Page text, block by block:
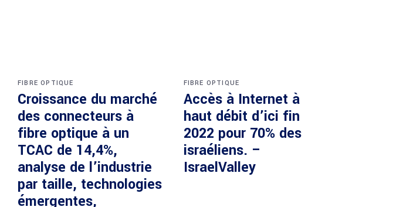
FIBRE OPTIQUE
Croissance du marché
des connecteurs à
fibre optique à un
TCAC de 14,4%,
analyse de l’industrie
par taille, technologies
émergentes,
FIBRE OPTIQUE
Accès à Internet à
haut débit d’ici fin
2022 pour 70% des
israéliens. –
IsraelValley